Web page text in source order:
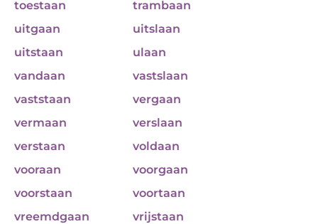
toestaan
trambaan
uitgaan
uitslaan
uitstaan
ulaan
vandaan
vastslaan
vaststaan
vergaan
vermaan
verslaan
verstaan
voldaan
vooraan
voorgaan
voorstaan
voortaan
vreemdgaan
vrijstaan